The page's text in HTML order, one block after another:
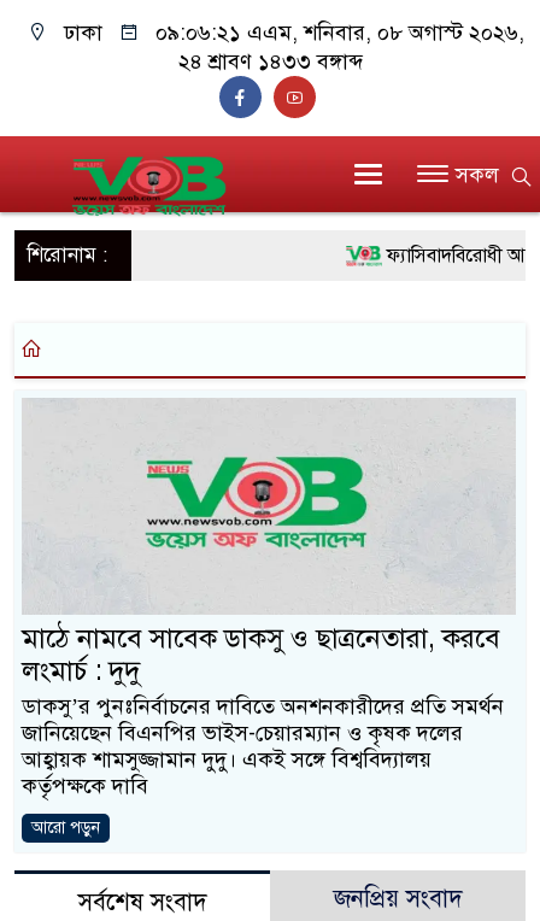
ঢাকা ০৯:০৬:২১ এএম, শনিবার, ০৮ অগাস্ট ২০২৬,
২৪ শ্রাবণ ১৪৩৩ বঙ্গাব্দ
সকল
শিরোনাম : ফ্যাসিবাদবিরোধী
উদ্ধার
প্রধানমন্ত্রী
মিরপুর মডেল থানার
২৮ লাখ টাকার জাল
থানা পুলিশ
নেতৃত্ব ও গণতন্ত্রের
যে ভাবে ডেভিড
মাঠে নামবে সাবেক ডাকসু ও ছাত্রনেতারা, করবে
লংমার্চ : দুদু
ডাকসু’র পুনঃনির্বাচনের দাবিতে অনশনকারীদের প্রতি সমর্থন
জানিয়েছেন বিএনপির ভাইস-চেয়ারম্যান ও কৃষক দলের
আহ্বায়ক শামসুজ্জামান দুদু। একই সঙ্গে বিশ্ববিদ্যালয়
কর্তৃপক্ষকে দাবি
আরো পড়ুন
সর্বশেষ সংবাদ জনপ্রিয় সংবাদ